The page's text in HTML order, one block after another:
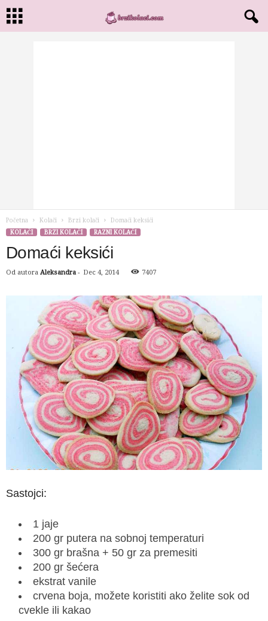
Početna Kolači Brzi kolači
Domaći keksići
KOLAČI
BRZI KOLAČI RAZNI KOLAČI
Domaći keksići
Od autora Aleksandra - Dec 4, 2014 7407
Sastojci:
1 jaje
200 gr putera na sobnoj temperaturi
300 gr brašna + 50 gr za premesiti
200 gr šećera
ekstrat vanile
crvena boja, možete koristiti ako želite sok od
cvekle ili kakao